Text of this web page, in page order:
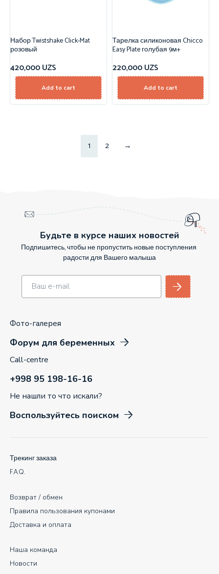
Набор Twistshake Click-Mat
розовый
420,000UZS
Add to cart
Тарелка силиконовая Chicco
Easy Plate голубая 9м+
220,000UZS
Add to cart
1 2 →
Будьте в курсе наших новостей
Подпишитесь, чтобы не пропустить новые поступления
радости для Вашего малыша
Фото-галерея
Форум для беременных
Call-centre
+998 95 198-16-16
Не нашли то что искали?
Воспользуйтесь поиском
Наша команда
Новости
Возврат / обмен
Правила пользования купонами
Доставка и оплата
Трекинг заказа
F.A.Q.